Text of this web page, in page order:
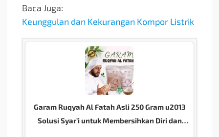
Baca Juga:
Keunggulan dan Kekurangan Kompor Listrik
Garam Ruqyah Al Fatah Asli 250 Gram u2013
Solusi Syar’i untuk Membersihkan Diri dan